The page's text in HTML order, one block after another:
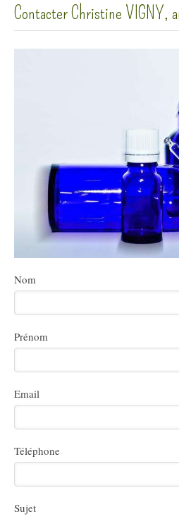
Contacter Christine VIGNY,
Nom
Prénom
Email
Téléphone
Sujet